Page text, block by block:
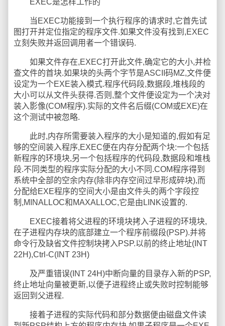
EXEC是怎样工作的
当EXEC功能接到一个执行程序的请求时,它首先试
图打开并定位指定的程序文件.如果文件没有找到,EXEC
立刻失败并返回调用者一个错误码.
如果文件存在,EXEC打开此文件,确定它的大小,并检
查文件的首块.如果块的头两个字节是ASCII码MZ,文件便
设定为一个EXE装入模式.程序代码段,数据段,堆栈段的
大小可以从文件头获得.否则,整个文件便设定为一个决对
装入影像(COM程序).实际的文件名后缀(COM或EXE)在
这个测试中被忽略.
此时,内存所需要装入程序的大小是知道的,假如有足
够的空间装入程序,EXEC便在内存分配两个块:一个包括
新程序的环境块,另一个包括程序的代码段,数据段和堆栈
段.不同类型的程序实际分配的大小不同.COM程序得到
系统中全部的空余内存(除非内存空间过早形成碎块),而
分配给EXE程序的空间大小是由文件头的两个字段控
制,MINALLOC和MAXALLOC,它是由LINK设置的.
EXEC接着将父进程的环境块拷入子进程的环境块,
在子进程内存块的底部建立一个程序前缀段(PSP).并将
命令行及缺省文件控制块拷入PSP.以前的终止地址(INT
22H),Ctrl-C(INT 23H)
及严重错误(INT 24H)中断向量的目录存入新的PSP,
终止地址向量被更新,以便子进程终止或失败时控制能够
返回到父进程.
接着子进程的实际代码和部分数据便由磁盘文件读